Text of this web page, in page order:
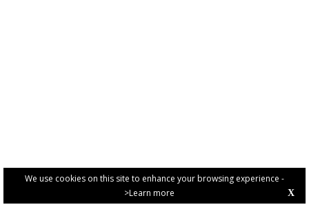
We use cookies on this site to enhance your browsing experience -
>Learn more
X